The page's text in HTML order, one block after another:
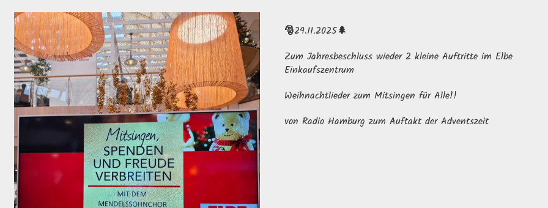
🎅29.11.2025🌲
Zum Jahresbeschluss wieder 2 kleine Auftritte im Elbe
Einkaufszentrum
Weihnachtlieder zum Mitsingen für Alle!!
von Radio Hamburg zum Auftakt der Adventszeit